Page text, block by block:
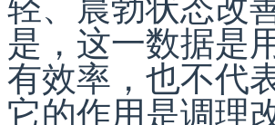
是，这一数据是
有效率，也不代
它的作用是调理